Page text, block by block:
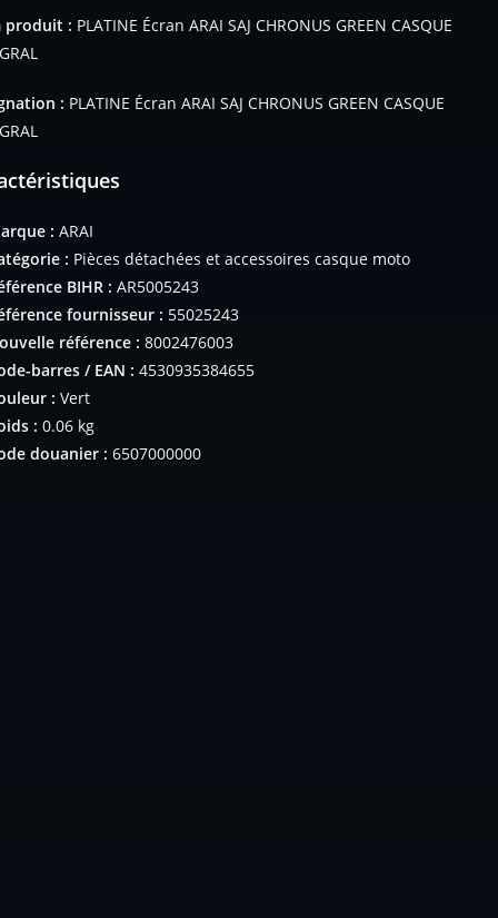
produit : PLATINE Écran ARAI SAJ CHRONUS GREEN CASQUE
: PLATINE Écran ARAI SAJ CHRONUS GREEN CASQUE
: ARAI
: Pièces détachées et accessoires casque moto
BIHR : AR5005243
fournisseur : 55025243
référence : 8002476003
barres / EAN : 4530935384655
: Vert
: 0.06 kg
douanier : 6507000000